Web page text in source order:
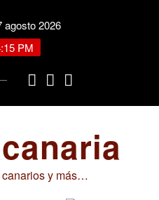
agosto 2026
PM
y más…